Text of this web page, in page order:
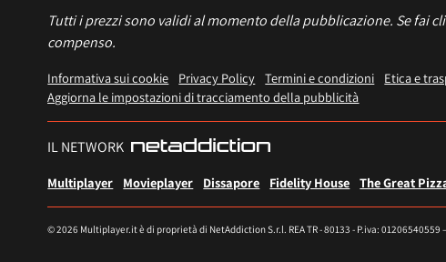
Tutti i prezzi sono validi al momento della pubblicazione. Se fai
compenso.
Informativa sui cookie Privacy Policy Termini e condizioni Etica e
Aggiorna le impostazioni di tracciamento della pubblicità
IL NETWORK
Multiplayer Movieplayer Dissapore Fidelity House The Great
© 2026 Multiplayer.it è di proprietà di NetAddiction S.r.l. REA TR - 80133 - P.iva: 01206540559